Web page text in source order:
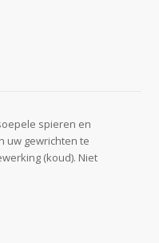
spieren en
uw gewrichten te
(koud). Niet